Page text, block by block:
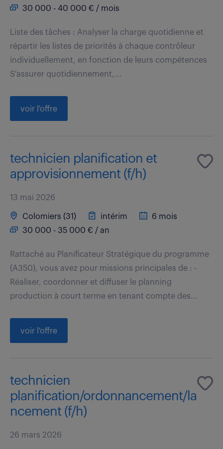
30 000 - 40 000 € / mois
Liste des tâches : Analyser la charge quotidienne et
répartir les listes de priorités à chaque contrôleur
individuellement, en fonction de leurs compétences
S'assurer quotidiennement,...
voir l'offre
technicien planification et
approvisionnement (f/h)
13 mai 2026
Colomiers (31) intérim
6 mois
30 000 - 35 000 € / an
Rattaché au Planificateur Stratégique du programme
(A350), vous avez pour missions principales de : -
Réaliser, coordonner et diffuser le planning
production à court terme en tenant compte des...
voir l'offre
technicien
planification/ordonnancement/la
ncement (f/h)
26 mars 2026